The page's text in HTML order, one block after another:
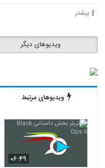
بیشتر
ویدیوهای دیگر
ویدیوهای مرتبط
۰۶:۴۹